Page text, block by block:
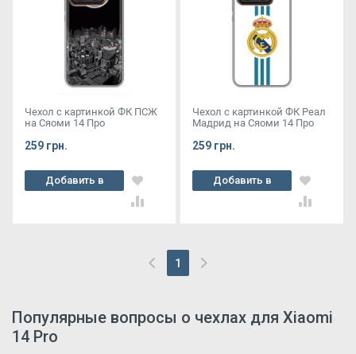
Чехол с картинкой ФК ПСЖ
на Сяоми 14 Про
259 грн.
Добавить в
корзину
Чехол с картинкой ФК Реал
Мадрид на Сяоми 14 Про
259 грн.
Добавить в
корзину
1
(current)
Популярные вопросы о чехлах для Xiaomi
14 Pro